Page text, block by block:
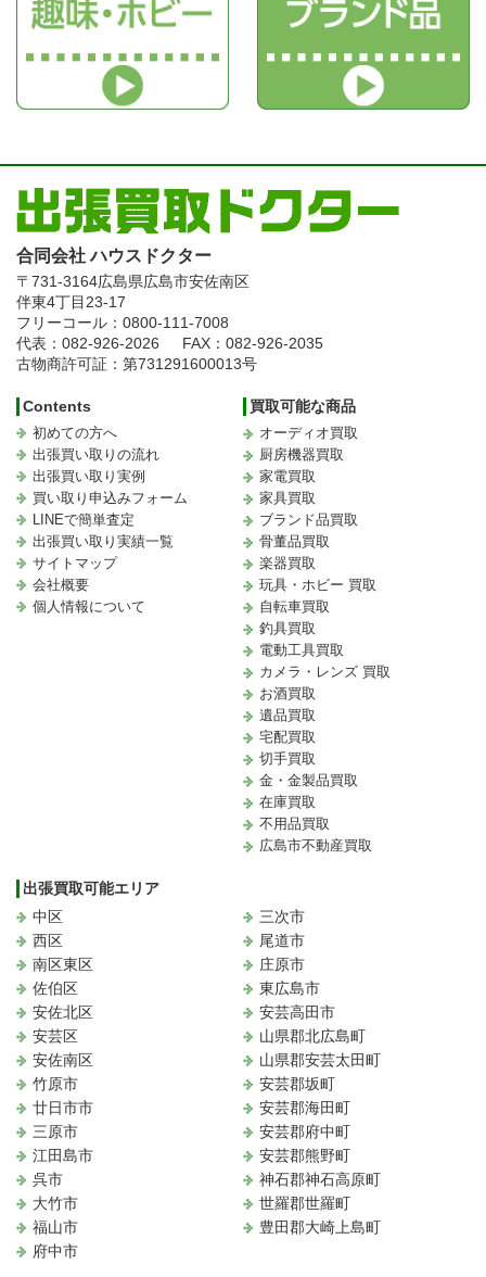
合同会社 ハウスドクター
〒731-3164広島県広島市安佐南区
伴東4丁目23-17
フリーコール：0800-111-7008
代表：082-926-2026
FAX：082-926-2035
古物商許可証：第731291600013号
Contents
初めての方へ
出張買い取りの流れ
出張買い取り実例
買い取り申込みフォーム
LINEで簡単査定
出張買い取り実績一覧
サイトマップ
会社概要
個人情報について
買取可能な商品
オーディオ買取
厨房機器買取
家電買取
家具買取
ブランド品買取
骨董品買取
楽器買取
玩具・ホビー 買取
自転車買取
釣具買取
電動工具買取
カメラ・レンズ 買取
お酒買取
遺品買取
宅配買取
切手買取
金・金製品買取
在庫買取
不用品買取
広島市不動産買取
出張買取可能エリア
中区
西区
南区東区
佐伯区
安佐北区
安芸区
安佐南区
竹原市
廿日市市
三原市
江田島市
呉市
大竹市
福山市
府中市
三次市
尾道市
庄原市
東広島市
安芸高田市
山県郡北広島町
山県郡安芸太田町
安芸郡坂町
安芸郡海田町
安芸郡府中町
安芸郡熊野町
神石郡神石高原町
世羅郡世羅町
豊田郡大崎上島町